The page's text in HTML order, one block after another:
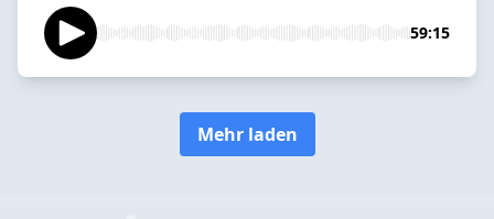
59:15
Mehr laden